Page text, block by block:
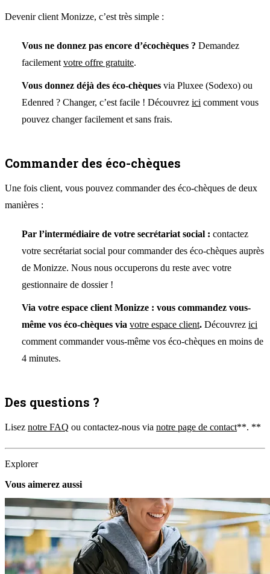
Devenir client Monizze, c’est très simple :
Vous ne donnez pas encore d’écochèques ? Demandez
facilement votre offre gratuite.
Vous donnez déjà des éco-chèques via Pluxee (Sodexo) ou
Edenred ? Changer, c’est facile ! Découvrez ici comment vous
pouvez changer facilement et sans frais.
Commander des éco-chèques
Une fois client, vous pouvez commander des éco-chèques de deux
manières :
Par l’intermédiaire de votre secrétariat social : contactez
votre secrétariat social pour commander des éco-chèques auprès
de Monizze. Nous nous occuperons du reste avec votre
gestionnaire de dossier !
Via votre espace client Monizze : vous commandez vous-
même vos éco-chèques via votre espace client. Découvrez ici
comment commander vous-même vos éco-chèques en moins de
4 minutes.
Des questions ?
Lisez notre FAQ ou contactez-nous via notre page de contact**. **
Explorer
Vous aimerez aussi